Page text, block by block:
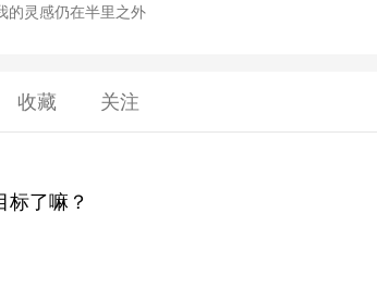
的灵感仍在半里之外
收藏 关注
标了嘛？